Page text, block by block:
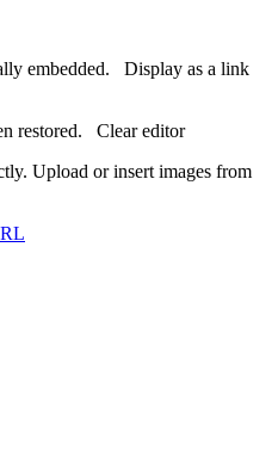
embedded. Display as a link
restored. Clear editor
Upload or insert images from